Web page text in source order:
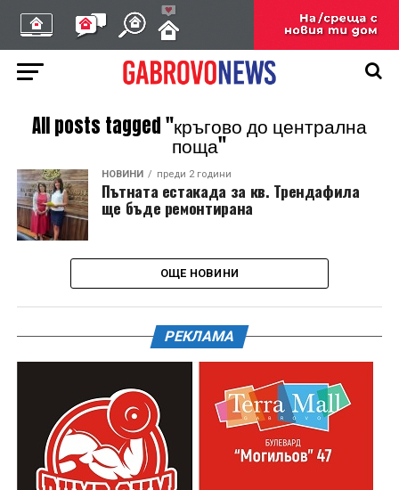
All posts tagged "кръгово до централна
поща"
НОВИНИ преди 2 години
Пътната естакада за кв. Трендафила
ще бъде ремонтирана
ОЩЕ НОВИНИ
РЕКЛАМА